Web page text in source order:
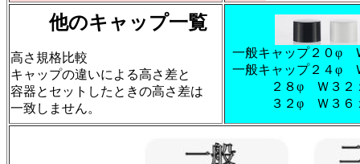
他のキャップ一覧
高さ規格比較
キャップの違いによる高さ差と
容器とセットしたときの高さ差は
一致しません。
一般キャップ２０φ
一般キャップ２４φ
２８φ Ｗ３２
３２φ Ｗ３６